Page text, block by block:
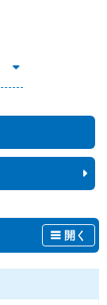
開く